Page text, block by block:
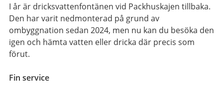
I år är dricksvattenfontänen vid Packhuskajen tillbaka.
Den har varit nedmonterad på grund av
ombyggnation sedan 2024, men nu kan du besöka den
igen och hämta vatten eller dricka där precis som
förut.
Fin service